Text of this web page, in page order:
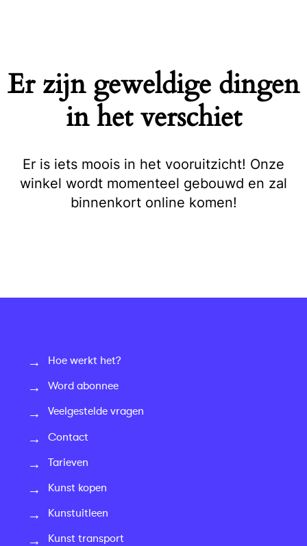
Er zijn geweldige dingen
in het verschiet
Er is iets moois in het vooruitzicht! Onze
winkel wordt momenteel gebouwd en zal
binnenkort online komen!
Hoe werkt het?
Word abonnee
Veelgestelde vragen
Contact
Tarieven
Kunst kopen
Kunstuitleen
Kunst transport